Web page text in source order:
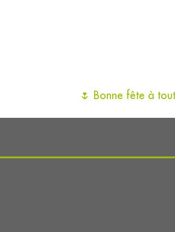
🌷 Bonne fête à